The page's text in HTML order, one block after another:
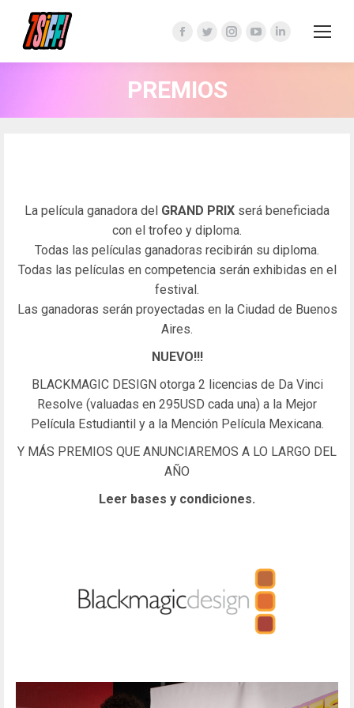
Facebook
page
opens
in
new
Twitter
page
opens
in
new
Instagram
page
new
YouTube
page
new
Linkedin
page
new
PREMIOS
La película ganadora del GRAND PRIX será beneficiada
con el trofeo y diploma.
Todas las películas ganadoras recibirán su diploma.
Todas las películas en competencia serán exhibidas en el
festival.
Las ganadoras serán proyectadas en la Ciudad de Buenos
Aires.
NUEVO!!!
BLACKMAGIC DESIGN otorga 2 licencias de Da Vinci
Resolve (valuadas en 295USD cada una) a la Mejor
Película Estudiantil y a la Mención Película Mexicana.
Y MÁS PREMIOS QUE ANUNCIAREMOS A LO LARGO DEL
AÑO
Leer bases y condiciones.